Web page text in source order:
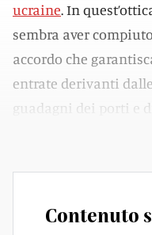
ucraine. In
sembra aver
accordo che
entrate derivanti
guadagni dei porti e
Contenuto